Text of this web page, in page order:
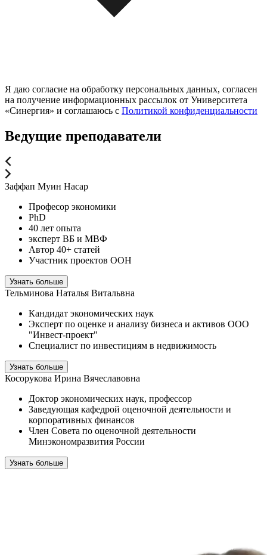
Я даю согласие на обработку персональных данных, согласен
на получение информационных рассылок от Университета
«Синергия» и соглашаюсь c Политикой конфиденциальности
Ведущие преподаватели
Заффап Муин Насар
Професор экономики
PhD
40 лет опыта
эксперт ВБ и МВФ
Автор 40+ статей
Участник проектов ООН
Узнать больше
Тельминова Наталья Витальвна
Кандидат экономических наук
Эксперт по оценке и анализу бизнеса и активов ООО
"Инвест-проект"
Специалист по инвестициям в недвижимость
Узнать больше
Косорукова Ирина Вячеславовна
Доктор экономических наук, профессор
Заведующая кафедрой оценочной деятельности и
корпоративных финансов
Член Совета по оценочной деятельности
Минэкономразвития России
Узнать больше